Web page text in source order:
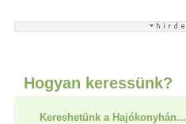
Hogyan keressünk?
Kereshetünk a Hajókonyhán...